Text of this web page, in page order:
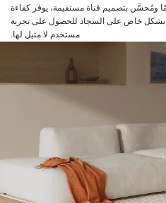
ومُحسَّن بتصميم قناة مستقيمة، يوفر كفاءة
بشكل خاص على السجاد للحصول على تجربة
مستخدم لا مثيل لها.